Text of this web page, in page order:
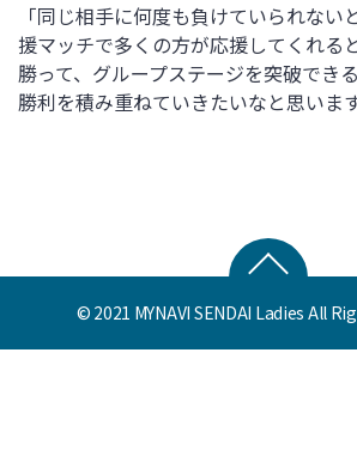
「同じ相手に何度も負けていられない
援マッチで多くの方が応援してくれる
勝って、グループステージを突破でき
勝利を積み重ねていきたいなと思います
© 2021 MYNAVI SENDAI Ladies All